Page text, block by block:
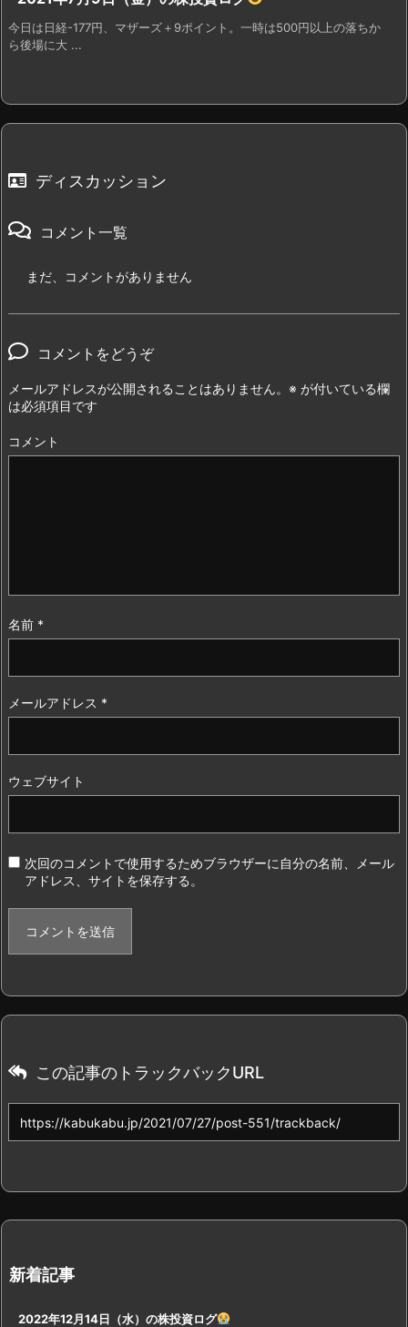
今日は日経-177円、マザーズ＋9ポイント。一時は500円以上の落ちか
ら後場に大 ...
ディスカッション
コメント一覧
まだ、コメントがありません
コメントをどうぞ
メールアドレスが公開されることはありません。 ※ が付いている欄
は必須項目です
コメント
名前 *
メールアドレス *
ウェブサイト
次回のコメントで使用するためブラウザーに自分の名前、メール
アドレス、サイトを保存する。
この記事のトラックバックURL
新着記事
2022年12月14日（水）の株投資ログ